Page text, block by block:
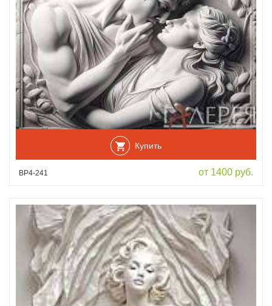
Купить
ВР4-241 от 1400 руб.